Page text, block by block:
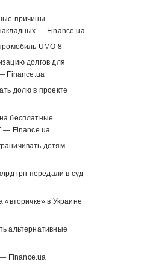
причины
— Finance.ua
UMO 8
долгов для
Finance.ua
долю в проекте
бесплатные
— Finance.ua
детям
грн передали в суд
«вторичке» в Украине
альтернативные
— Finance.ua